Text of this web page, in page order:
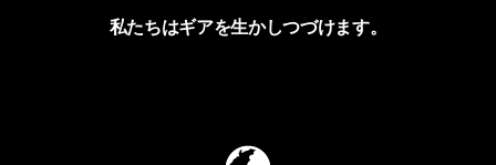
私たちはギアを生かしつづけます。